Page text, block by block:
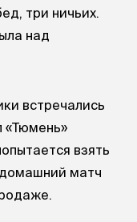
три ничьих.
над
встречались
«Тюмень»
взять
матч